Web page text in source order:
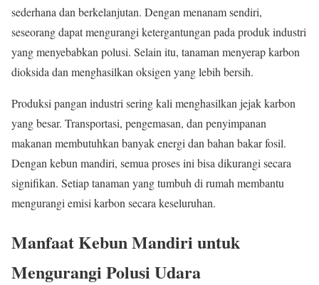
sederhana dan berkelanjutan. Dengan menanam sendiri,
seseorang dapat mengurangi ketergantungan pada produk industri
yang menyebabkan polusi. Selain itu, tanaman menyerap karbon
dioksida dan menghasilkan oksigen yang lebih bersih.
Produksi pangan industri sering kali menghasilkan jejak karbon
yang besar. Transportasi, pengemasan, dan penyimpanan
makanan membutuhkan banyak energi dan bahan bakar fosil.
Dengan kebun mandiri, semua proses ini bisa dikurangi secara
signifikan. Setiap tanaman yang tumbuh di rumah membantu
mengurangi emisi karbon secara keseluruhan.
Manfaat Kebun Mandiri untuk
Mengurangi Polusi Udara